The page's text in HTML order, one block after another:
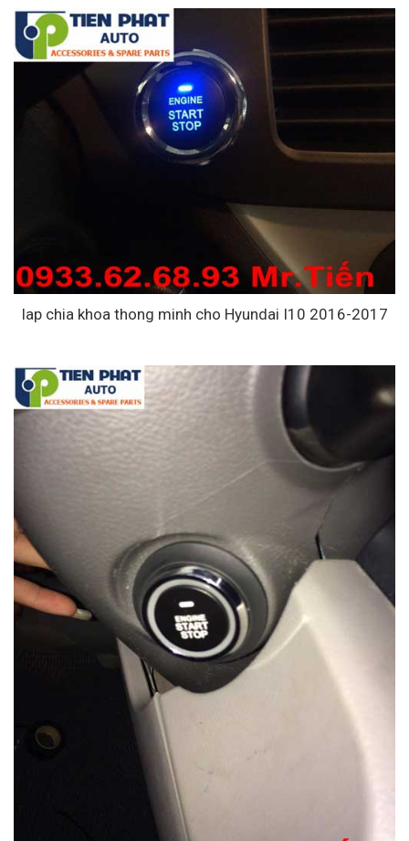
lap chia khoa thong minh cho Hyundai I10 2016-2017